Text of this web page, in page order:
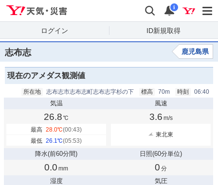
検索 通知
i
ログイン ID新規取得
志布志 鹿児島県
現在のアメダス観測値
所在地 志布志市志布志町志布志字杉の下 標高 70m 時刻 06:40
気温
26.8 ℃
最高 28.0℃(00:43)
最低 26.1℃(05:53)
風速
3.6 m/s
東北東
降水(前60分間)
0.0 mm
日照(60分単位)
0 分
湿度 気圧